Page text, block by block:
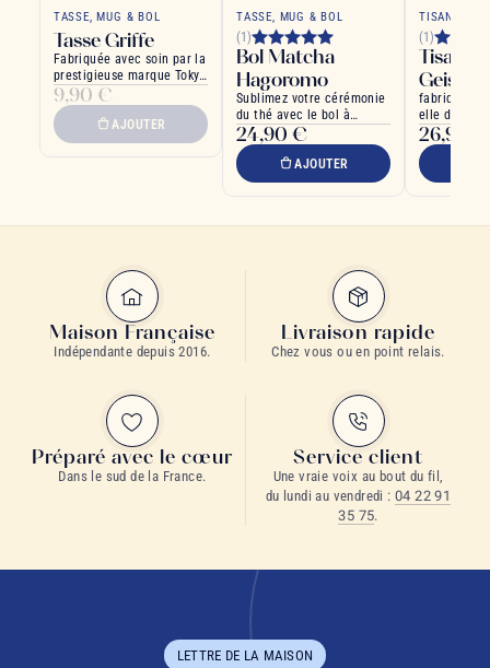
TASSE, MUG & BOL
Tasse Griffe
Fabriquée avec soin par la
prestigieuse marque Tokyo
Design
9,90 €
AJOUTER
TASSE, MUG & BOL
(1)
Bol Matcha
Hagoromo
Sublimez votre cérémonie
du thé avec le bol à
matcha
24,90 €
AJOUTER
TISANIÈRE
(1)
Geisha
fabriqué en
elle
d'une
26,90 €
Maison Française
Indépendante depuis 2016.
Livraison rapide
Chez vous ou en point relais.
Préparé avec le cœur
Dans le sud de la France.
Service client
Une vraie voix au bout du fil,
du lundi au vendredi :04 22 91
35 75.
LETTRE DE LA MAISON